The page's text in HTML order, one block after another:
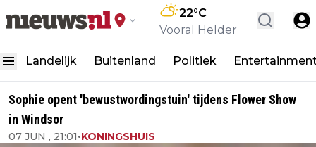
22°C
Vooral Helder
Landelijk Buitenland Politiek
Sophie opent 'bewustwordingstuin' tijdens Flower Show
in Windsor
07 JUN , 21:01•KONINGSHUIS